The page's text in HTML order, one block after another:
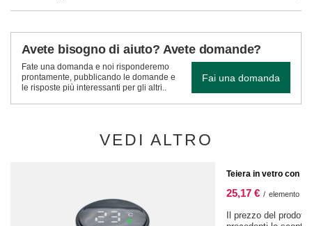
Avete bisogno di aiuto? Avete domande?
Fate una domanda e noi risponderemo
prontamente, pubblicando le domande e
le risposte più interessanti per gli altri..
Fai una domanda
VEDI ALTRO
Teiera in vetro con
25,17 € / elemento
Il prezzo del